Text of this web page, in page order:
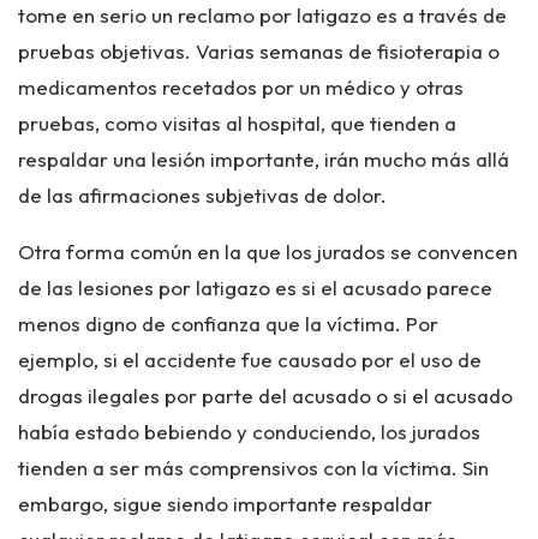
tome en serio un reclamo por latigazo es a través de
pruebas objetivas. Varias semanas de fisioterapia o
medicamentos recetados por un médico y otras
pruebas, como visitas al hospital, que tienden a
respaldar una lesión importante, irán mucho más allá
de las afirmaciones subjetivas de dolor.
Otra forma común en la que los jurados se convencen
de las lesiones por latigazo es si el acusado parece
menos digno de confianza que la víctima. Por
ejemplo, si el accidente fue causado por el uso de
drogas ilegales por parte del acusado o si el acusado
había estado bebiendo y conduciendo, los jurados
tienden a ser más comprensivos con la víctima. Sin
embargo, sigue siendo importante respaldar